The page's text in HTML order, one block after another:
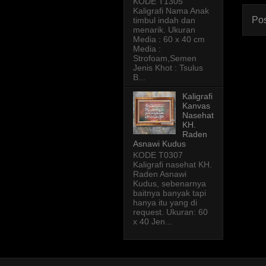
Kaligrafi Nama Anak
timbul indah dan
menarik. Ukuran
Media : 60 x 40 cm
Media :
Strofoam,Semen
Jenis Khot : Tsulus
B...
Kaligrafi
Kanvas
Nasehat
KH.
Raden
Asnawi Kudus
KODE T0307
Kaligrafi nasehat KH.
Raden Asnawi
Kudus, sebenarnya
baitnya banyak tapi
hanya itu yang di
request. Ukuran: 60
x 40 Jen...